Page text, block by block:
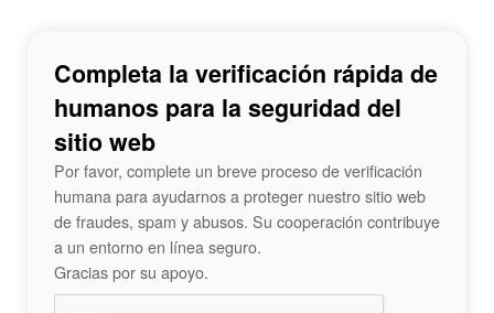
Completa la verificación rápida de
humanos para la seguridad del
sitio web
Por favor, complete un breve proceso de verificación
humana para ayudarnos a proteger nuestro sitio web
de fraudes, spam y abusos. Su cooperación contribuye
a un entorno en línea seguro.
Gracias por su apoyo.